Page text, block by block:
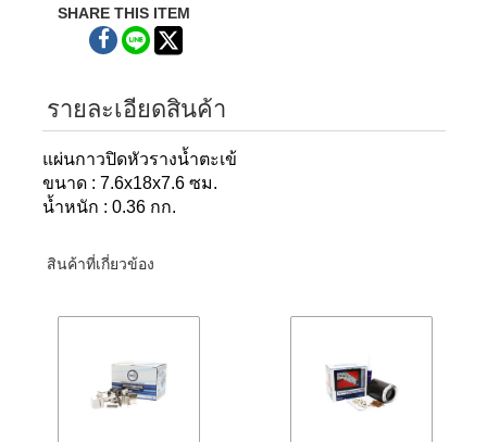
SHARE THIS ITEM
รายละเอียดสินค้า
แผ่นกาวปิดหัวรางน้ำตะเข้
ขนาด : 7.6x18x7.6 ซม.
น้ำหนัก : 0.36 กก.
สินค้าที่เกี่ยวข้อง